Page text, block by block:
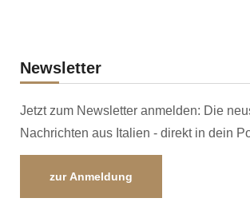
Newsletter
Jetzt zum Newsletter anmelden: Die
Nachrichten aus Italien - direkt in dein
zur Anmeldung